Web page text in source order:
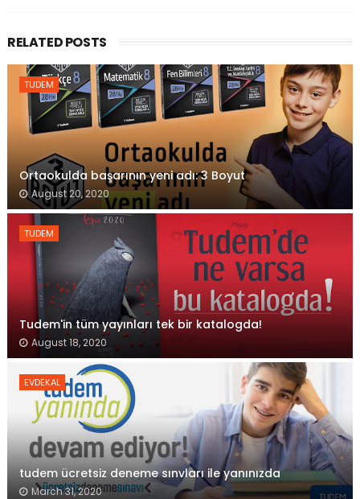
RELATED POSTS
TUDEM
Ortaokulda başarının yeni adı: 3 Boyut
August 20, 2020
TUDEM
Tudem'in tüm yayınları tek bir katalogda!
August 18, 2020
EVDEKAL
tudem ücretsiz deneme sınvları ile yanınızda
March 31, 2020